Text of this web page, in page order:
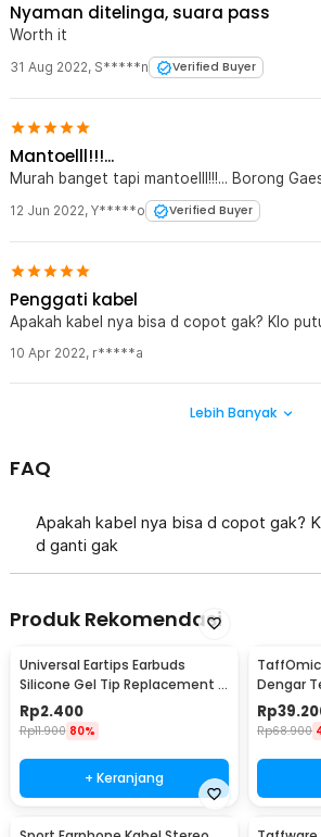
Nyaman ditelinga, suara pass
Worth it
31 Aug 2022, S*****n Verified Buyer
Mantoelll!!!...
Murah banget tapi mantoelll!!!... Borong
12 Jun 2022, Y*****o Verified Buyer
Penggati kabel
Apakah kabel nya bisa d copot gak? Klo
10 Apr 2022, r*****a
Lebih Banyak
FAQ
Apakah kabel nya bisa d copot gak?
d ganti gak
Produk Rekomendasi
Universal Eartips Earbuds
Silicone Gel Tip Replacement 3
Size 3 Pair
Rp2.400
Rp11.900 80%
+ Keranjang
Dengar
Ear 110dB
Rp
Rp68.900